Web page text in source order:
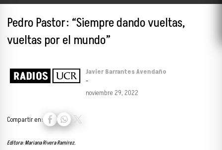
Pedro Pastor: “Siempre dando vueltas,
vueltas por el mundo”
Javier Barrantes Avendaño
-
noviembre 29, 2022
Compartir en:
Editora: Mariana Rivera Ramírez.